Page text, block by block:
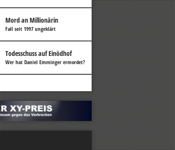
Mord an Millionärin
Fall seit 1997 ungeklärt
Todesschuss auf Einödhof
Wer hat Daniel Emminger ermordet?